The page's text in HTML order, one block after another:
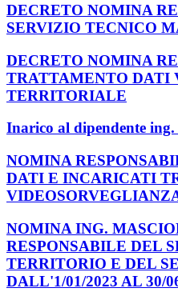
DECRETO NOMINA
SERVIZIO TECNICO
DECRETO NOMINA
TRATTAMENTO DATI
TERRITORIALE
Inarico al dipendente
NOMINA
DATI E INCARICATI
NOMINA ING.
RESPONSABILE DEL
TERRITORIO E DEL
DALL'1/01/2023 AL 30/